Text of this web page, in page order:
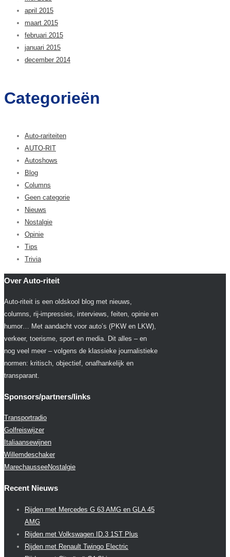
april 2015
maart 2015
februari 2015
januari 2015
december 2014
Categorieën
Auto-rariteiten
AUTO-RIT
Autoshows
Blog
Columns
Geen categorie
Nieuws
Nostalgie
Opinie
Tips
Trivia
Over Auto-riteit
Auto-riteit is een oldskool blog met nieuws,
columns, rij-impressies, interviews, feiten, opinie en
humor… Met aandacht voor auto’s (PKW en LKW),
verkeer, toerisme, sport en media. Dit alles – en
nog veel meer – volgens de klassieke journalistieke
normen: kritisch, objectief, onafhankelijk en
transparant.
Sponsors/partners/links
Transportradio
Golfreiswijzer
Italiaansewijnen
Willemdeschaker
MarechausseeNostalgie
Recent Nieuws
Rijden met Mercedes G 63 AMG en GLA 45
AMG
Rijden met Volkswagen ID.3 1ST Plus
Rijden met Renault Twingo Electric